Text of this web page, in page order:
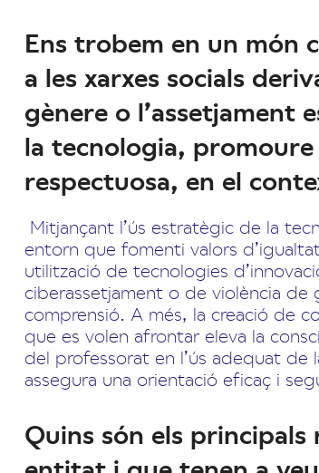
Ens trobem en un món
a les xarxes socials
gènere o l’assetjament
la tecnologia,
respectuosa, en el
Mitjançant l’ús estratègic de la
entorn que fomenti valors
utilització de tecnologies
ciberassetjament o de violència de
comprensió. A més, la creació de
que es volen afrontar eleva la
del professorat en l’ús adequat
assegura una orientació eficaç i
Quins són els